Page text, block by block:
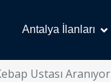
Antalya İlanları
Ustası Aranıyor